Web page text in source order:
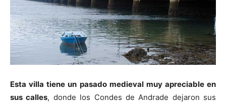
Esta villa tiene un pasado medieval muy apreciable en
sus calles, donde los Condes de Andrade dejaron sus